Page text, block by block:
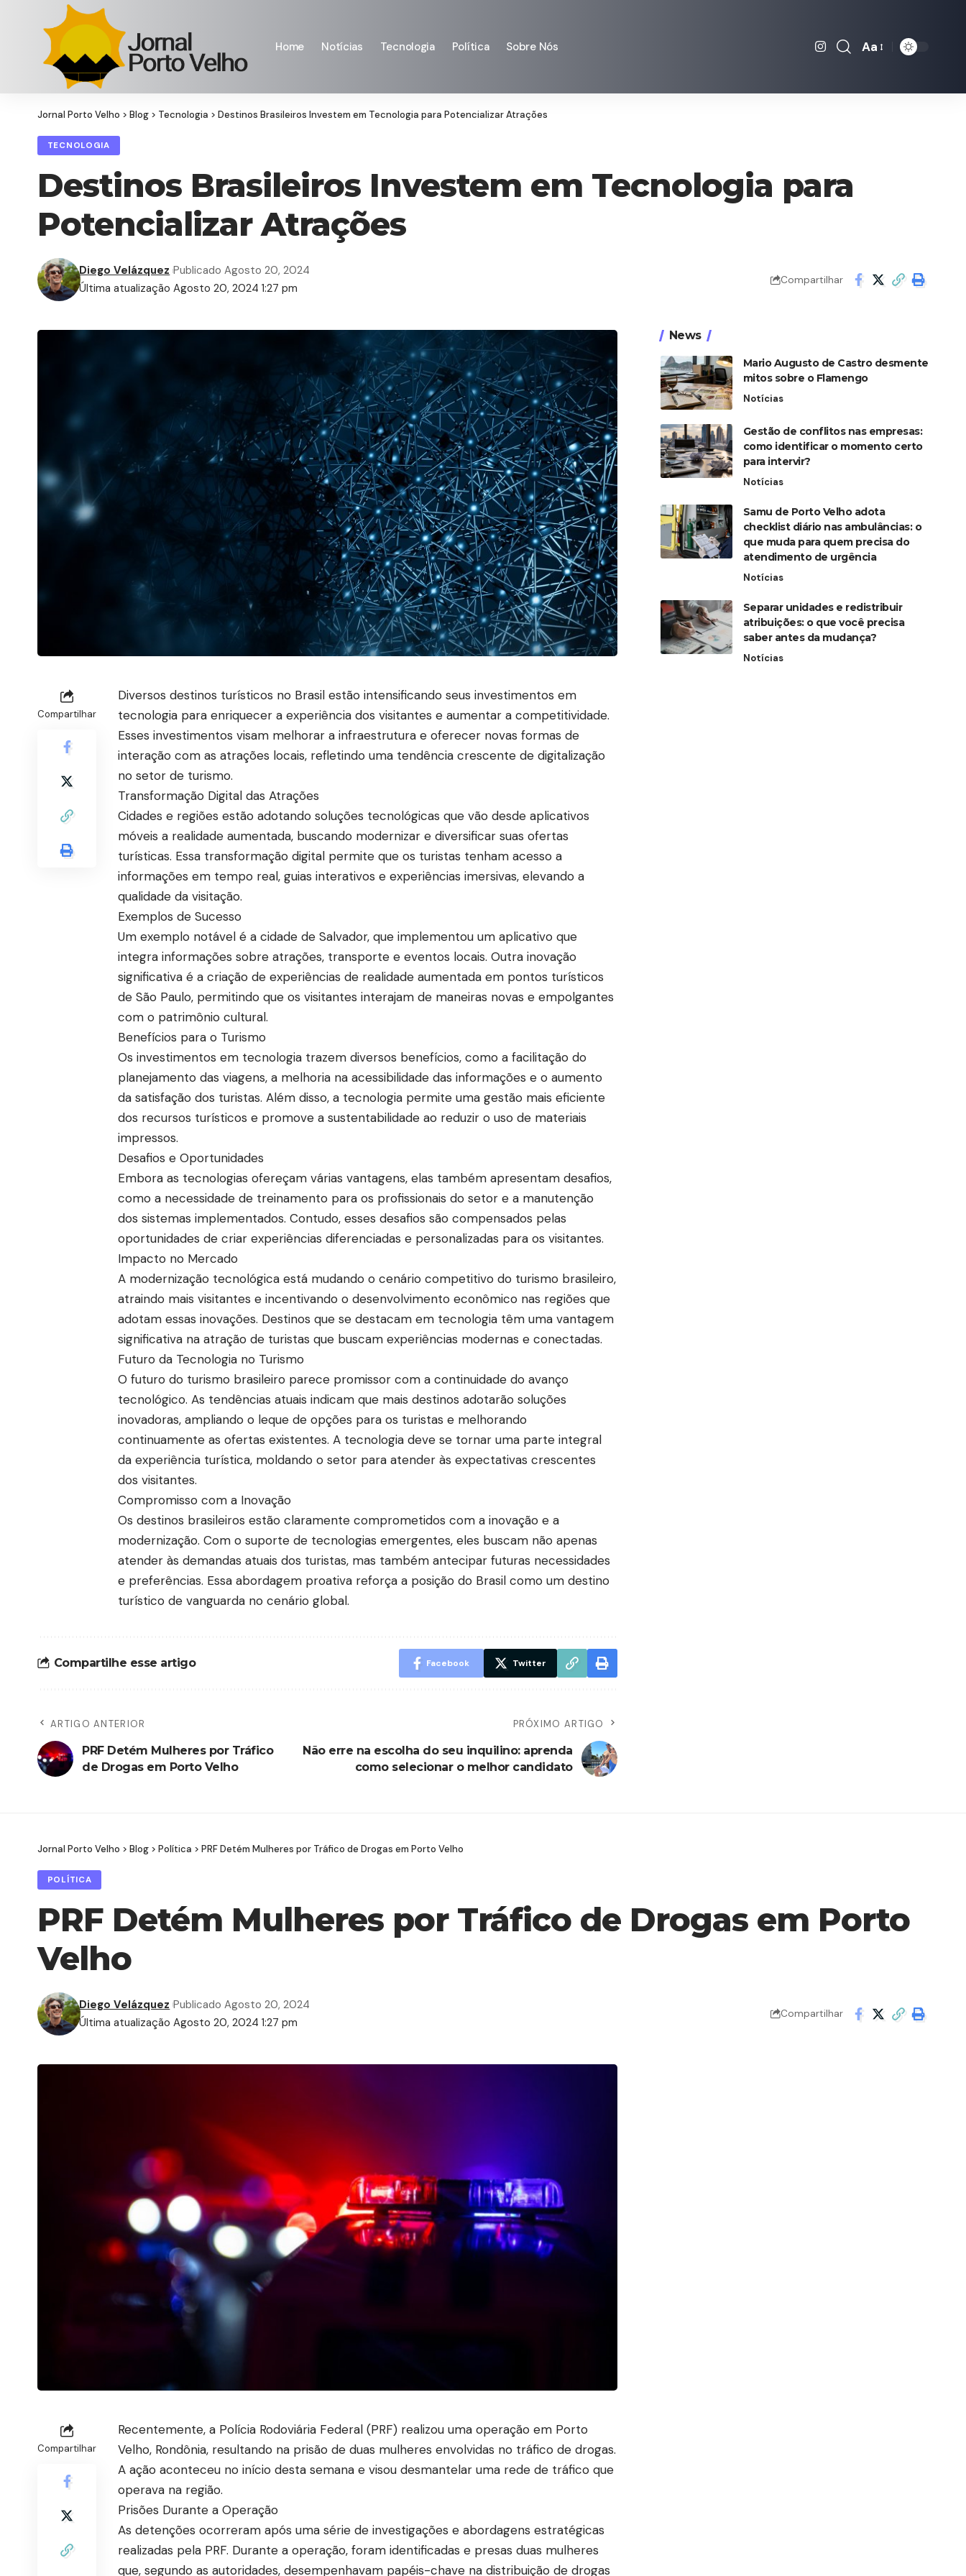
Home Notícias Tecnologia Política Sobre Nós
Font
Aa
Jornal Porto Velho > Blog > Tecnologia > Destinos Brasileiros Investem em Tecnologia para Potencializar Atrações
TECNOLOGIA
Destinos Brasileiros Investem em Tecnologia para
Potencializar Atrações
Última atualização Agosto 20, 2024 1:27 pm
Diego Velázquez Publicado Agosto 20, 2024
Compartilhar
Compartilhar
Diversos destinos turísticos no Brasil estão intensificando seus investimentos em
tecnologia para enriquecer a experiência dos visitantes e aumentar a competitividade.
Esses investimentos visam melhorar a infraestrutura e oferecer novas formas de
interação com as atrações locais, refletindo uma tendência crescente de digitalização
no setor de turismo.
Transformação Digital das Atrações
Cidades e regiões estão adotando soluções tecnológicas que vão desde aplicativos
móveis a realidade aumentada, buscando modernizar e diversificar suas ofertas
turísticas. Essa transformação digital permite que os turistas tenham acesso a
informações em tempo real, guias interativos e experiências imersivas, elevando a
qualidade da visitação.
Exemplos de Sucesso
Um exemplo notável é a cidade de Salvador, que implementou um aplicativo que
integra informações sobre atrações, transporte e eventos locais. Outra inovação
significativa é a criação de experiências de realidade aumentada em pontos turísticos
de São Paulo, permitindo que os visitantes interajam de maneiras novas e empolgantes
com o patrimônio cultural.
Benefícios para o Turismo
Os investimentos em tecnologia trazem diversos benefícios, como a facilitação do
planejamento das viagens, a melhoria na acessibilidade das informações e o aumento
da satisfação dos turistas. Além disso, a tecnologia permite uma gestão mais eficiente
dos recursos turísticos e promove a sustentabilidade ao reduzir o uso de materiais
impressos.
Desafios e Oportunidades
Embora as tecnologias ofereçam várias vantagens, elas também apresentam desafios,
como a necessidade de treinamento para os profissionais do setor e a manutenção
dos sistemas implementados. Contudo, esses desafios são compensados pelas
oportunidades de criar experiências diferenciadas e personalizadas para os visitantes.
Impacto no Mercado
A modernização tecnológica está mudando o cenário competitivo do turismo brasileiro,
atraindo mais visitantes e incentivando o desenvolvimento econômico nas regiões que
adotam essas inovações. Destinos que se destacam em tecnologia têm uma vantagem
significativa na atração de turistas que buscam experiências modernas e conectadas.
Futuro da Tecnologia no Turismo
O futuro do turismo brasileiro parece promissor com a continuidade do avanço
tecnológico. As tendências atuais indicam que mais destinos adotarão soluções
inovadoras, ampliando o leque de opções para os turistas e melhorando
continuamente as ofertas existentes. A tecnologia deve se tornar uma parte integral
da experiência turística, moldando o setor para atender às expectativas crescentes
dos visitantes.
Compromisso com a Inovação
Os destinos brasileiros estão claramente comprometidos com a inovação e a
modernização. Com o suporte de tecnologias emergentes, eles buscam não apenas
atender às demandas atuais dos turistas, mas também antecipar futuras necessidades
e preferências. Essa abordagem proativa reforça a posição do Brasil como um destino
turístico de vanguarda no cenário global.
Compartilhe esse artigo Facebook Twitter
ARTIGO ANTERIOR
PRF Detém Mulheres por Tráfico
de Drogas em Porto Velho
PRÓXIMO ARTIGO
Não erre na escolha do seu inquilino: aprenda
como selecionar o melhor candidato
News
Mario Augusto de Castro desmente
mitos sobre o Flamengo
Notícias
Gestão de conflitos nas empresas:
como identificar o momento certo
para intervir?
Notícias
Samu de Porto Velho adota
checklist diário nas ambulâncias: o
que muda para quem precisa do
atendimento de urgência
Notícias
Separar unidades e redistribuir
atribuições: o que você precisa
saber antes da mudança?
Notícias
Jornal Porto Velho > Blog > Política > PRF Detém Mulheres por Tráfico de Drogas em Porto Velho
POLÍTICA
PRF Detém Mulheres por Tráfico de Drogas em Porto
Velho
Última atualização Agosto 20, 2024 1:27 pm
Diego Velázquez Publicado Agosto 20, 2024
Compartilhar
Compartilhar
Recentemente, a Polícia Rodoviária Federal (PRF) realizou uma operação em Porto
Velho, Rondônia, resultando na prisão de duas mulheres envolvidas no tráfico de drogas.
A ação aconteceu no início desta semana e visou desmantelar uma rede de tráfico que
operava na região.
Prisões Durante a Operação
As detenções ocorreram após uma série de investigações e abordagens estratégicas
realizadas pela PRF. Durante a operação, foram identificadas e presas duas mulheres
que, segundo as autoridades, desempenhavam papéis-chave na distribuição de drogas